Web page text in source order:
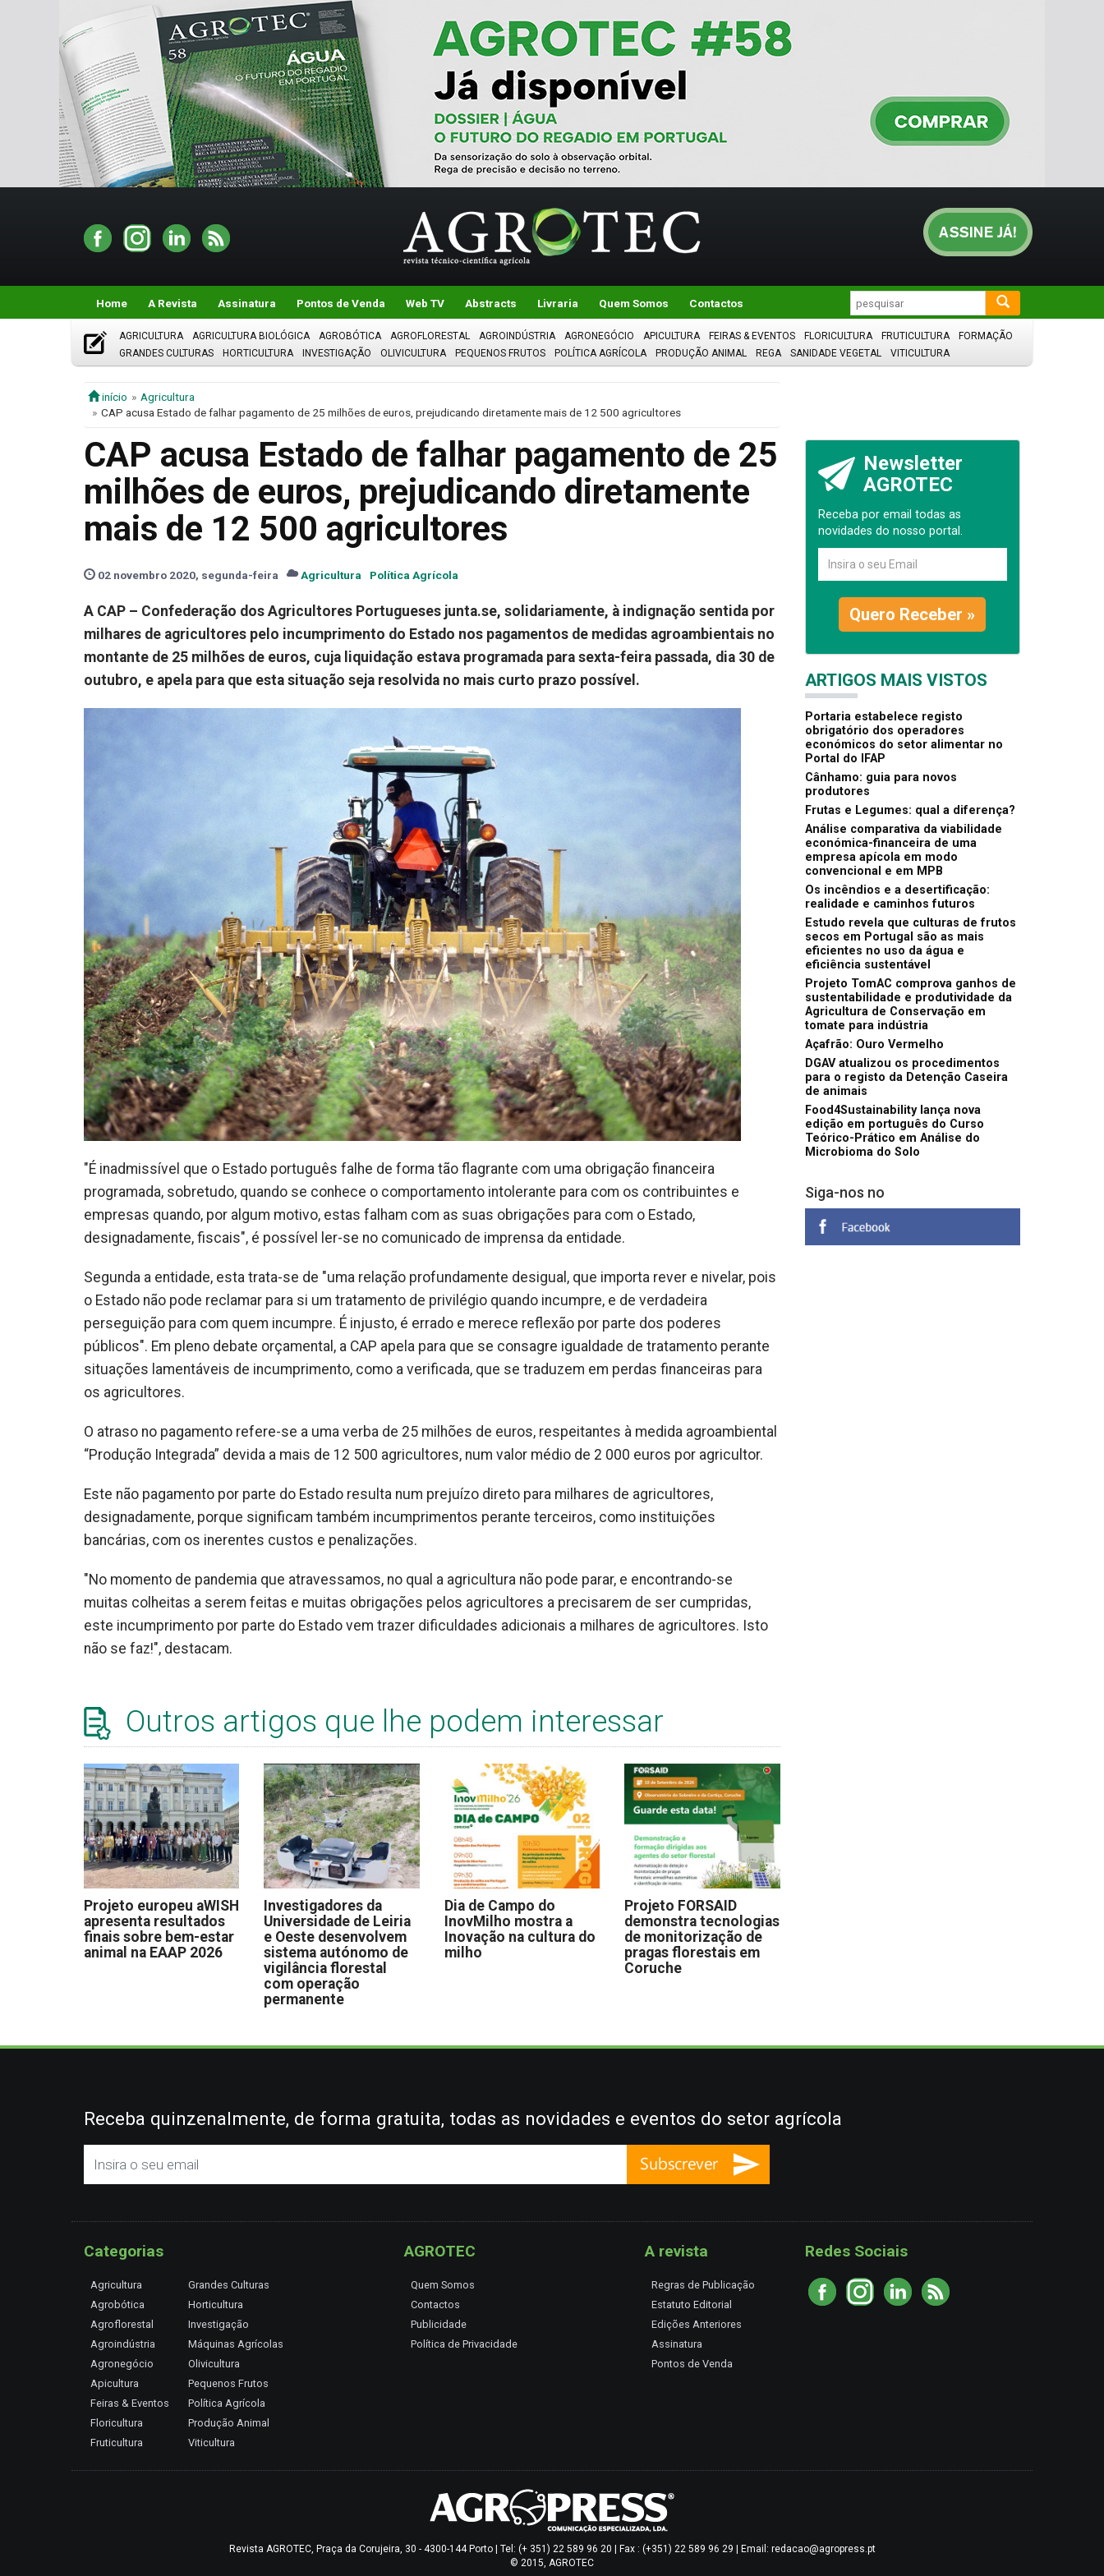
Home A Revista Assinatura Pontos de Venda Web TV Abstracts Livraria Quem Somos Contactos
AGRICULTURA AGRICULTURA BIOLÓGICA AGROBÓTICA AGROFLORESTAL AGROINDÚSTRIA AGRONEGÓCIO APICULTURA FEIRAS & EVENTOS FLORICULTURA FRUTICULTURA
FORMAÇÃO
GRANDES CULTURAS
HORTICULTURA INVESTIGAÇÃO OLIVICULTURA PEQUENOS FRUTOS POLÍTICA AGRÍCOLA PRODUÇÃO ANIMAL REGA SANIDADE VEGETAL VITICULTURA
início
Agricultura
CAP acusa Estado de falhar pagamento de 25 milhões de euros, prejudicando diretamente mais de 12 500 agricultores
CAP acusa Estado de falhar pagamento de 25
milhões de euros, prejudicando diretamente
mais de 12 500 agricultores
02 novembro 2020, segunda-feira Agricultura Política Agrícola
A CAP – Confederação dos Agricultores Portugueses junta.se, solidariamente, à indignação sentida por
milhares de agricultores pelo incumprimento do Estado nos pagamentos de medidas agroambientais no
montante de 25 milhões de euros, cuja liquidação estava programada para sexta-feira passada, dia 30 de
outubro, e apela para que esta situação seja resolvida no mais curto prazo possível.
"É inadmissível que o Estado português falhe de forma tão flagrante com uma obrigação financeira
programada, sobretudo, quando se conhece o comportamento intolerante para com os contribuintes e
empresas quando, por algum motivo, estas falham com as suas obrigações para com o Estado,
designadamente, fiscais", é possível ler-se no comunicado de imprensa da entidade.
Segunda a entidade, esta trata-se de "uma relação profundamente desigual, que importa rever e nivelar, pois
o Estado não pode reclamar para si um tratamento de privilégio quando incumpre, e de verdadeira
perseguição para com quem incumpre. É injusto, é errado e merece reflexão por parte dos poderes
públicos". Em pleno debate orçamental, a CAP apela para que se consagre igualdade de tratamento perante
situações lamentáveis de incumprimento, como a verificada, que se traduzem em perdas financeiras para
os agricultores.
O atraso no pagamento refere-se a uma verba de 25 milhões de euros, respeitantes à medida agroambiental
“Produção Integrada” devida a mais de 12 500 agricultores, num valor médio de 2 000 euros por agricultor.
Este não pagamento por parte do Estado resulta num prejuízo direto para milhares de agricultores,
designadamente, porque significam também incumprimentos perante terceiros, como instituições
bancárias, com os inerentes custos e penalizações.
"No momento de pandemia que atravessamos, no qual a agricultura não pode parar, e encontrando-se
muitas colheitas a serem feitas e muitas obrigações pelos agricultores a precisarem de ser cumpridas,
este incumprimento por parte do Estado vem trazer dificuldades adicionais a milhares de agricultores. Isto
não se faz!", destacam.
Outros artigos que lhe podem interessar
Projeto europeu aWISH
apresenta resultados
finais sobre bem-estar
animal na EAAP 2026
Investigadores da
Universidade de Leiria
e Oeste desenvolvem
sistema autónomo de
vigilância florestal
com operação
permanente
Dia de Campo do
InovMilho mostra a
Inovação na cultura do
milho
Projeto FORSAID
demonstra tecnologias
de monitorização de
pragas florestais em
Coruche
Newsletter
AGROTEC
Receba por email todas as
novidades do nosso portal.
Quero Receber »
ARTIGOS MAIS VISTOS
Portaria estabelece registo
obrigatório dos operadores
económicos do setor alimentar no
Portal do IFAP
Cânhamo: guia para novos
produtores
Frutas e Legumes: qual a diferença?
Análise comparativa da viabilidade
económica-financeira de uma
empresa apícola em modo
convencional e em MPB
Os incêndios e a desertificação:
realidade e caminhos futuros
Estudo revela que culturas de frutos
secos em Portugal são as mais
eficientes no uso da água e
eficiência sustentável
Projeto TomAC comprova ganhos de
sustentabilidade e produtividade da
Agricultura de Conservação em
tomate para indústria
Açafrão: Ouro Vermelho
DGAV atualizou os procedimentos
para o registo da Detenção Caseira
de animais
Food4Sustainability lança nova
edição em português do Curso
Teórico-Prático em Análise do
Microbioma do Solo
Siga-nos no
Receba quinzenalmente, de forma gratuita, todas as novidades e eventos do setor agrícola
Categorias
Agricultura
Agrobótica
Agroflorestal
Agroindústria
Agronegócio
Apicultura
Feiras & Eventos
Floricultura
Fruticultura
Grandes Culturas
Horticultura
Investigação
Máquinas Agrícolas
Olivicultura
Pequenos Frutos
Política Agrícola
Produção Animal
Viticultura
AGROTEC
Quem Somos
Contactos
Publicidade
Política de Privacidade
A revista
Regras de Publicação
Estatuto Editorial
Edições Anteriores
Assinatura
Pontos de Venda
Redes Sociais
Revista AGROTEC, Praça da Corujeira, 30 - 4300-144 Porto | Tel: (+ 351) 22 589 96 20 | Fax : (+351) 22 589 96 29 | Email: redacao@agropress.pt
© 2015, AGROTEC